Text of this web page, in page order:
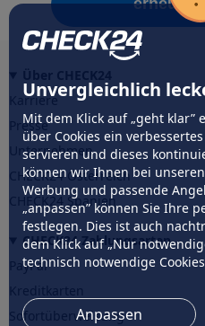
Unvergleichlich
Mit dem Klick auf „geht klar”
über Cookies ein
servieren und dieses
können wir Ihnen bei
Werbung und passende
„anpassen” können Sie Ihre
festlegen. Dies ist auch
dem Klick auf „Nur
technisch notwendige
Anpassen
erneut
Karriere
Presse
Unternehmen
CHECK24 Österreich
CHECK24 Spanien
CHECK24 Zahlungsarten
PayPal
Sofortüberweisung